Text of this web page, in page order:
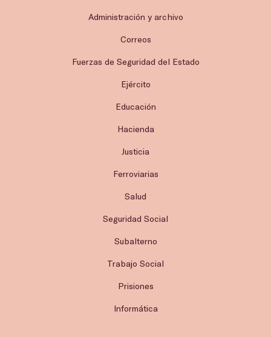
Administración y archivo
Correos
Fuerzas de Seguridad del Estado
Ejército
Educación
Hacienda
Justicia
Ferroviarias
Salud
Seguridad Social
Subalterno
Trabajo Social
Prisiones
Informática